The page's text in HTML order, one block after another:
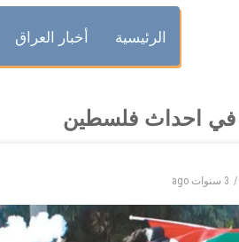
الرئيسية أخبار العراق
3 سنوات ago